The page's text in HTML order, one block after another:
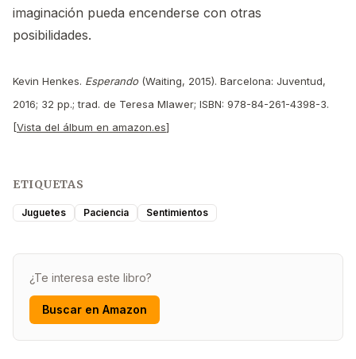
imaginación pueda encenderse con otras
posibilidades.
Kevin Henkes. Esperando(Waiting, 2015). Barcelona: Juventud,
2016; 32 pp.; trad. de Teresa Mlawer; ISBN: 978-84-261-4398-3.
[Vista del álbum en amazon.es]
ETIQUETAS
Juguetes Paciencia Sentimientos
¿Te interesa este libro?
Buscar en Amazon